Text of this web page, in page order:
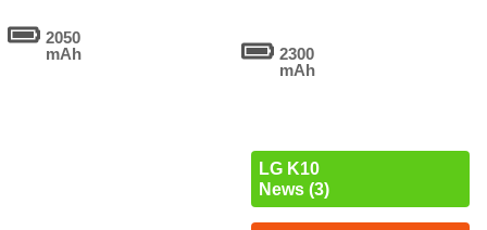
2050
mAh
2300
mAh
LG K10
News (3)